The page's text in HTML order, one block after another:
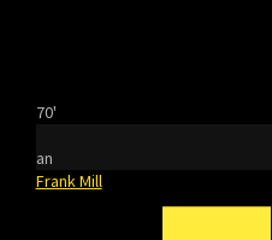
70'
an
Frank Mill